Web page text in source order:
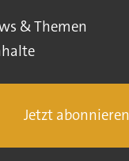
& Themen
Jetzt abonnieren